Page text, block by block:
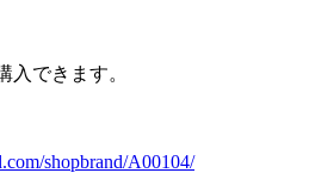
入できます。
shopbrand/A00104/